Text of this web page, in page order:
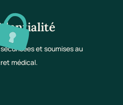
et soumises au
médical.